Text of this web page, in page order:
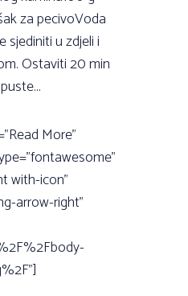
za pecivoVoda
sjediniti u zdjeli i
Ostaviti 20 min
More"
with-icon"
arrow-right"